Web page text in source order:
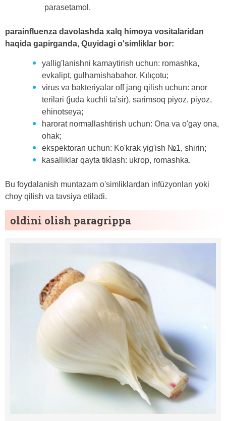
parasetamol.
parainfluenza davolashda xalq himoya vositalaridan
haqida gapirganda, Quyidagi o'simliklar bor:
yallig'lanishni kamaytirish uchun: romashka,
evkalipt, gulhamishabahor, Kılıçotu;
virus va bakteriyalar off jang qilish uchun: anor
terilari (juda kuchli ta'sir), sarimsoq piyoz, piyoz,
ehinotseya;
harorat normallashtirish uchun: Ona va o'gay ona,
ohak;
ekspektoran uchun: Ko'krak yig'ish №1, shirin;
kasalliklar qayta tiklash: ukrop, romashka.
Bu foydalanish muntazam o'simliklardan infüzyonları yoki
choy qilish va tavsiya etiladi.
oldini olish paragrippa